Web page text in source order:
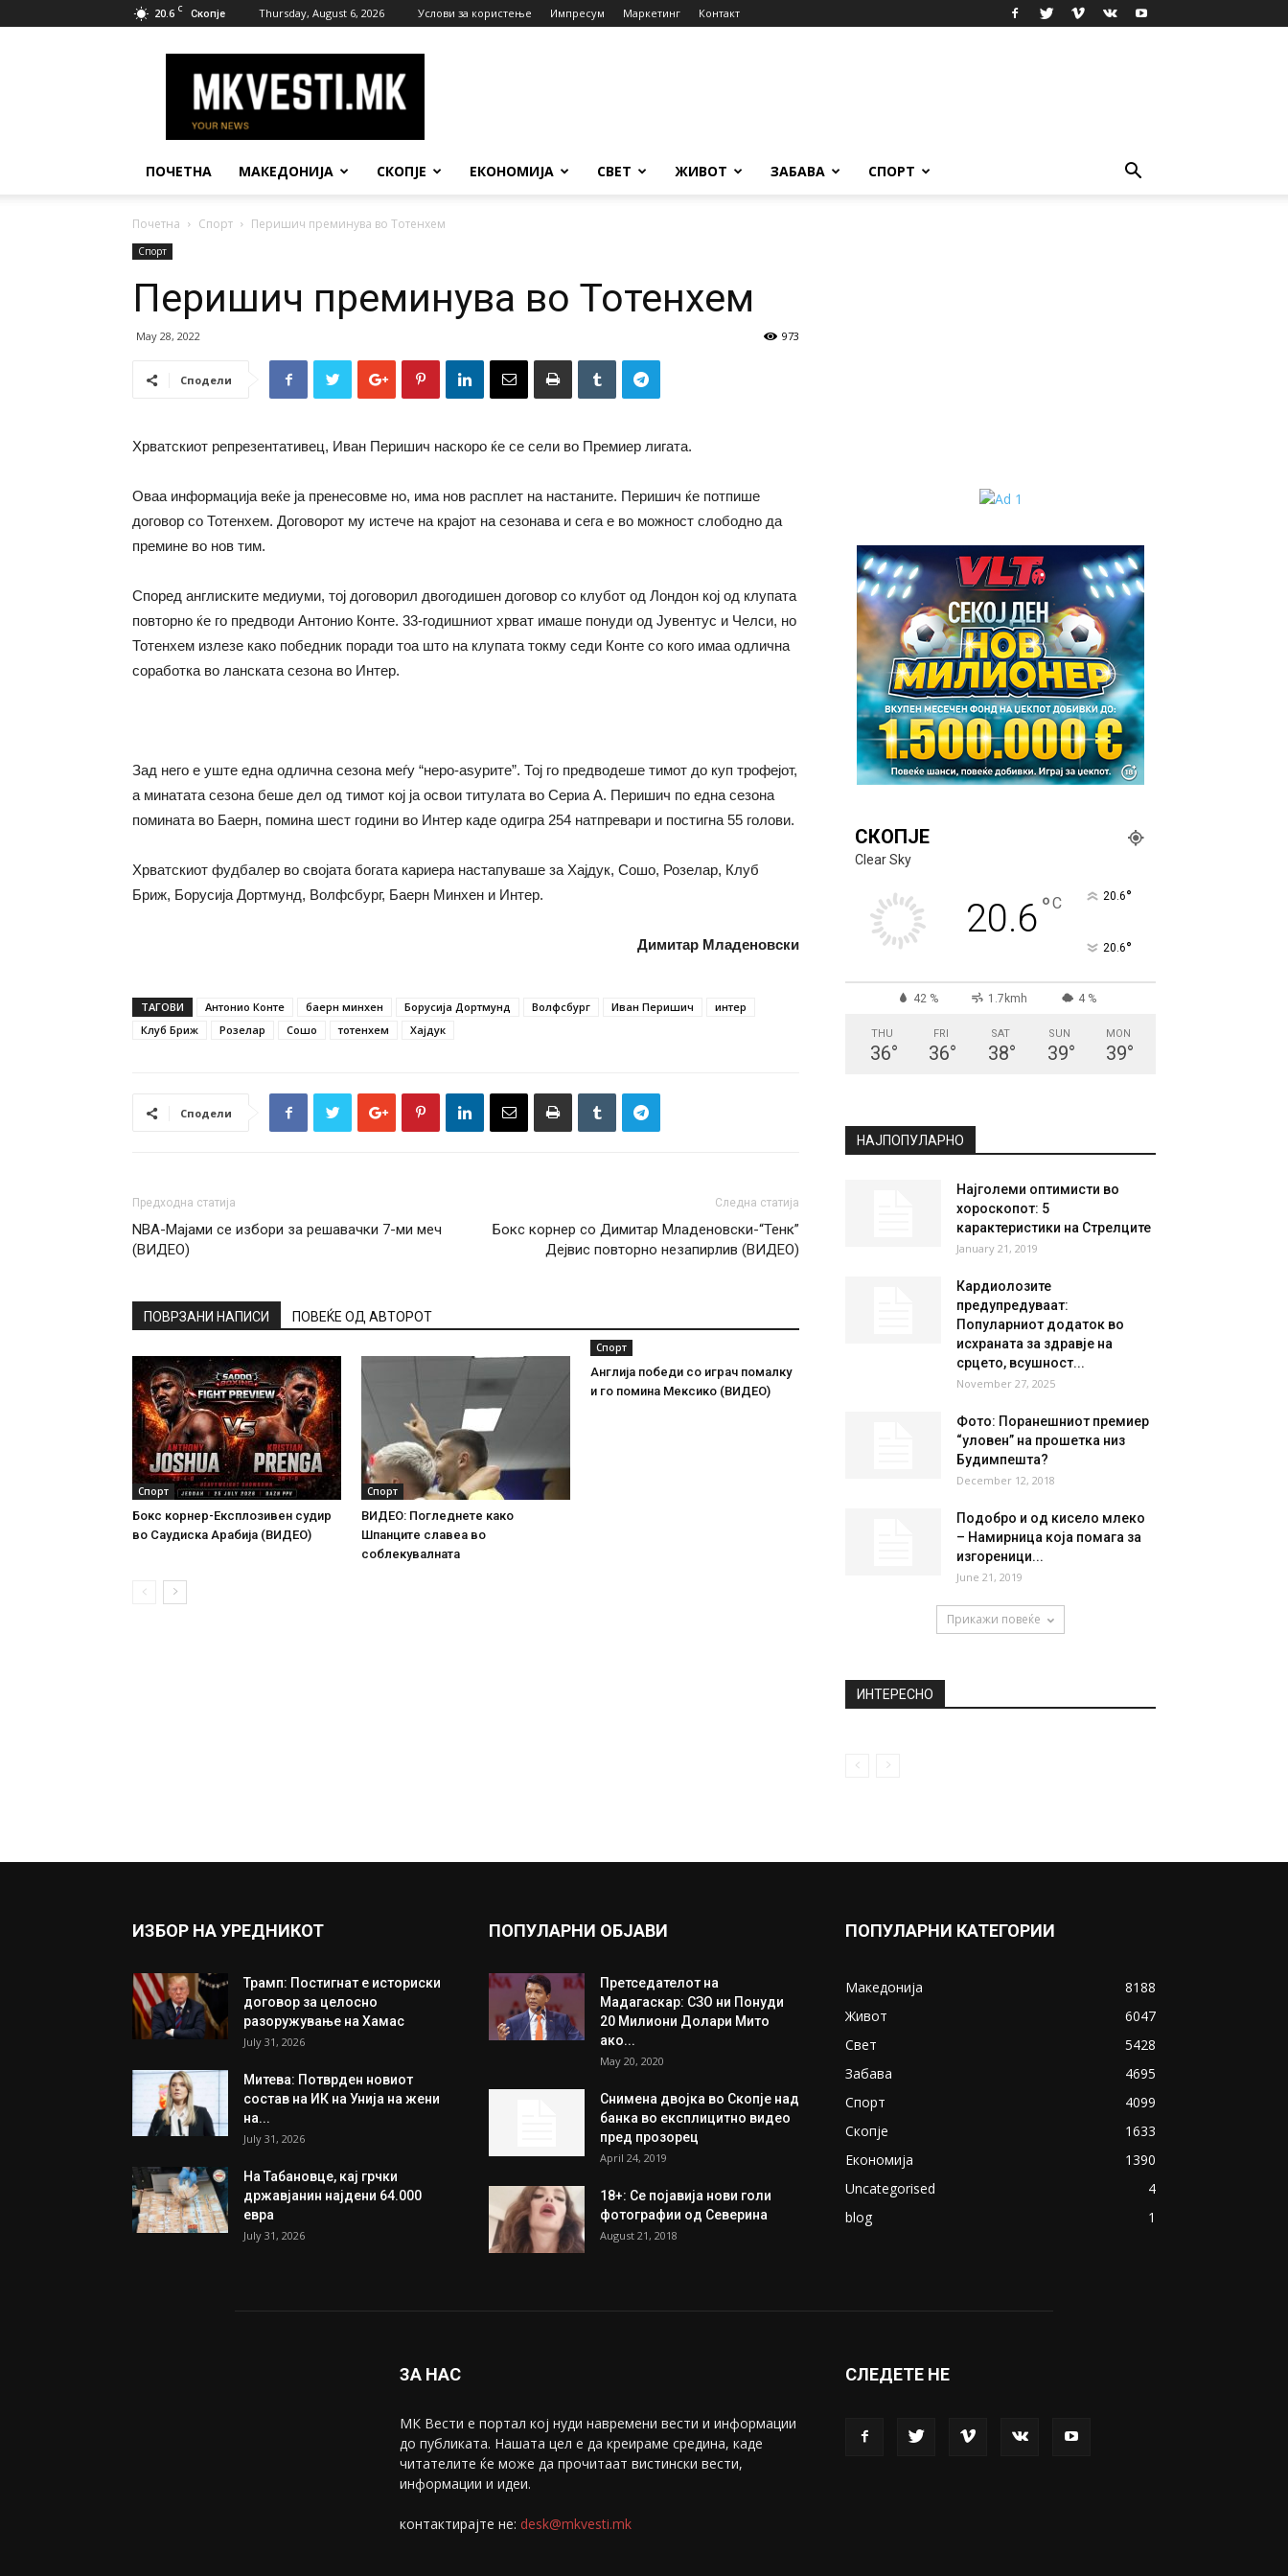
20.6 C Скопје Thursday, August 6, 2026 Услови за користење Импресум Маркетинг Контакт
Вести
ПОЧЕТНА МАКЕДОНИЈА СКОПЈЕ ЕКОНОМИЈА СВЕТ ЖИВОТ ЗАБАВА СПОРТ
Почетна Спорт Перишич преминува во Тотенхем
Спорт
Перишич преминува во Тотенхем
May 28, 2022 973
Сподели
Хрватскиот репрезентативец, Иван Перишич наскоро ќе се сели во Премиер лигата.
Оваа информација веќе ја пренесовме но, има нов расплет на настаните. Перишич ќе потпише
договор со Тотенхем. Договорот му истече на крајот на сезонава и сега е во можност слободно да
премине во нов тим.
Според англиските медиуми, тој договорил двогодишен договор со клубот од Лондон кој од клупата
повторно ќе го предводи Антонио Конте. 33-годишниот хрват имаше понуди од Јувентус и Челси, но
Тотенхем излезе како победник поради тоа што на клупата токму седи Конте со кого имаа одлична
соработка во ланската сезона во Интер.
Зад него е уште една одлична сезона меѓу “неро-аѕурите”. Тој го предводеше тимот до куп трофејот,
а минатата сезона беше дел од тимот кој ја освои титулата во Сериа А. Перишич по една сезона
помината во Баерн, помина шест години во Интер каде одигра 254 натпревари и постигна 55 голови.
Хрватскиот фудбалер во својата богата кариера настапуваше за Хајдук, Сошо, Розелар, Клуб
Бриж, Борусија Дортмунд, Волфсбург, Баерн Минхен и Интер.
Димитар Младеновски
ТАГОВИ Антонио Конте баерн минхен Борусија Дортмунд Волфсбург Иван Перишич
интер
Клуб Бриж
Розелар Сошо тотенхем Хајдук
Сподели
Предходна статија
NBA-Мајами се избори за решавачки 7-ми меч
(ВИДЕО)
Следна статија
Бокс корнер со Димитар Младеновски-“Тенк”
Дејвис повторно незапирлив (ВИДЕО)
ПОВРЗАНИ НАПИСИ ПОВЕЌЕ ОД АВТОРОТ
Спорт
Бокс корнер-Експлозивен судир
во Саудиска Арабија (ВИДЕО)
Спорт
ВИДЕО: Погледнете како
Шпанците славеа во
соблекувалната
Спорт
Англија победи со играч помалку
и го помина Мексико (ВИДЕО)
СКОПЈЕ
Clear Sky
20.6°C 20.6°
20.6°
42 % 1.7kmh 4 %
THU
36°
FRI
36°
SAT
38°
SUN
39°
MON
39°
НАЈПОПУЛАРНО
Најголеми оптимисти во
хороскопот: 5
карактеристики на Стрелците
January 21, 2019
Кардиолозите
предупредуваат:
Популарниот додаток во
исхраната за здравје на
срцето, всушност...
November 27, 2025
Фото: Поранешниот премиер
“уловен” на прошетка низ
Будимпешта?
December 12, 2018
Подобро и од кисело млеко
– Намирница која помага за
изгореници...
June 21, 2019
Прикажи повеќе
ИНТЕРЕСНО
ИЗБОР НА УРЕДНИКОТ
Трамп: Постигнат е историски
договор за целосно
разоружување на Хамас
July 31, 2026
Митева: Потврден новиот
состав на ИК на Унија на жени
на...
July 31, 2026
На Табановце, кај грчки
државјанин најдени 64.000
евра
July 31, 2026
ПОПУЛАРНИ ОБЈАВИ
Претседателот на
Мадагаскар: СЗО ни Понуди
20 Милиони Долари Мито
ако...
May 20, 2020
Снимена двојка во Скопје над
банка во експлицитно видео
пред прозорец
April 24, 2019
18+: Се појавија нови голи
фотографии од Северина
August 21, 2018
ПОПУЛАРНИ КАТЕГОРИИ
Македонија
8188
Живот
6047
Свет
5428
Забава
4695
Спорт
4099
Скопје
1633
Економија
1390
Uncategorised
4
blog
1
ЗА НАС
МК Вести е портал коj нуди навремени вести и информации
до публиката. Нашата цел е да креираме средина, каде
читателите ќе може да прочитаат вистински вести,
информации и идеи.
контактирајте не: desk@mkvesti.mk
СЛЕДЕТЕ НЕ